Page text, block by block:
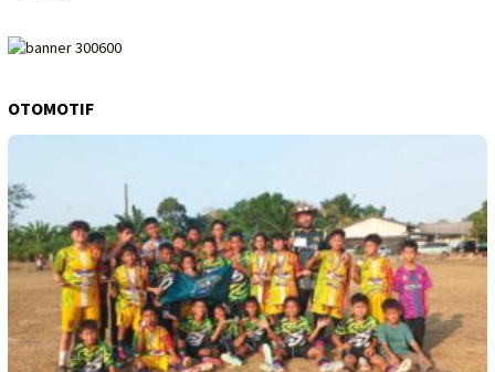
OTOMOTIF